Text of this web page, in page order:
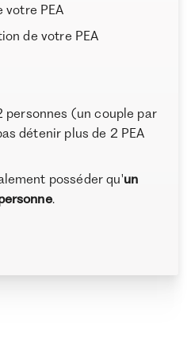
votre PEA
de votre PEA
personnes (un couple par
détenir plus de 2 PEA
posséder qu'un
.